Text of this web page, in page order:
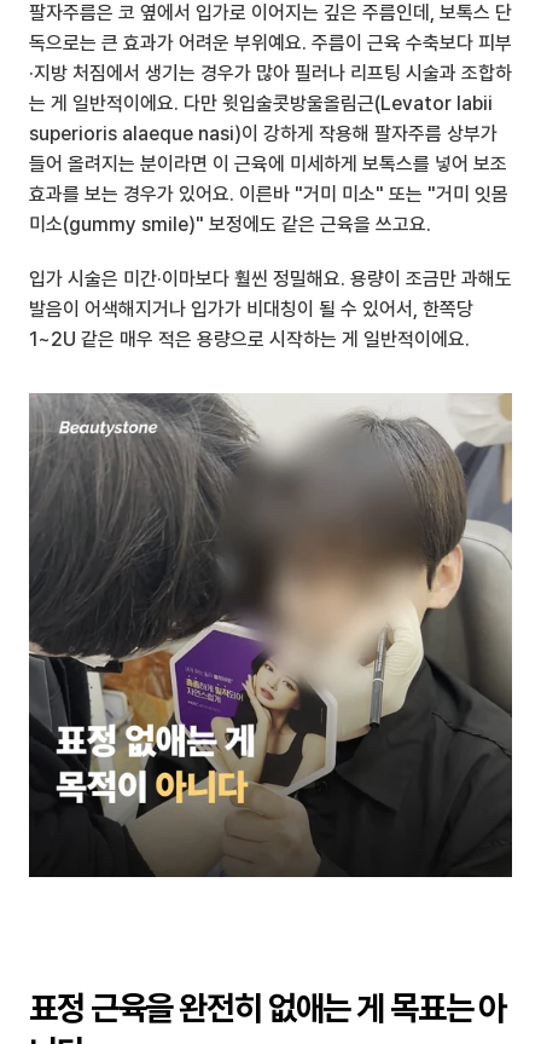
팔자주름은 코 옆에서 입가로 이어지는 깊은 주름인데, 보톡스 단
독으로는 큰 효과가 어려운 부위예요. 주름이 근육 수축보다 피부
·지방 처짐에서 생기는 경우가 많아 필러나 리프팅 시술과 조합하
는 게 일반적이에요. 다만 윗입술콧방울올림근(Levator labii
superioris alaeque nasi)이 강하게 작용해 팔자주름 상부가
들어 올려지는 분이라면 이 근육에 미세하게 보톡스를 넣어 보조
효과를 보는 경우가 있어요. 이른바 "거미 미소" 또는 "거미 잇몸
미소(gummy smile)" 보정에도 같은 근육을 쓰고요.
입가 시술은 미간·이마보다 훨씬 정밀해요. 용량이 조금만 과해도
발음이 어색해지거나 입가가 비대칭이 될 수 있어서, 한쪽당
1~2U 같은 매우 적은 용량으로 시작하는 게 일반적이에요.
표정 근육을 완전히 없애는 게 목표는 아